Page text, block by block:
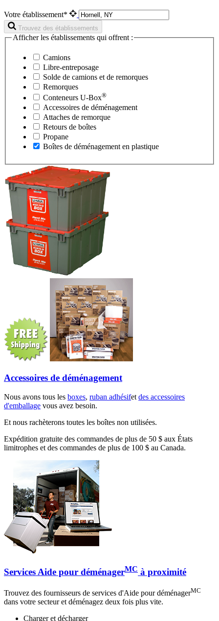
Votre établissement*
Trouvez des établissements
Afficher les établissements qui offrent :
Camions
Libre-entreposage
Solde de camions et de remorques
Remorques
Conteneurs U-Box®
Accessoires de déménagement
Attaches de remorque
Retours de boîtes
Propane
Boîtes de déménagement en plastique
Accessoires de déménagement
Nous avons tous les boxes, ruban adhésifet des accessoires
d'emballage vous avez besoin.
Et nous rachèterons toutes les boîtes non utilisées.
Expédition gratuite des commandes de plus de 50 $ aux États
limitrophes et des commandes de plus de 100 $ au Canada.
Services Aide pour déménagerMC à proximité
Trouvez des fournisseurs de services d'Aide pour déménagerMC
dans votre secteur et déménagez deux fois plus vite.
Charger et décharger